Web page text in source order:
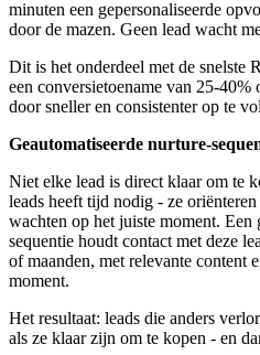
minuten een gepersonaliseerde
door de mazen. Geen lead wacht
Dit is het onderdeel met de snelste
een conversietoename van 25-
door sneller en consistenter op te
Geautomatiseerde nurture-
Niet elke lead is direct klaar om te
leads heeft tijd nodig - ze
wachten op het juiste moment. Een
sequentie houdt contact met deze
of maanden, met relevante content
moment.
Het resultaat: leads die anders
als ze klaar zijn om te kopen - en